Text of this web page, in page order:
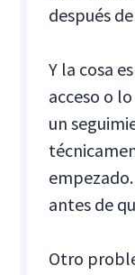
después
Y la cosa
acceso o
un
antes de
Otro